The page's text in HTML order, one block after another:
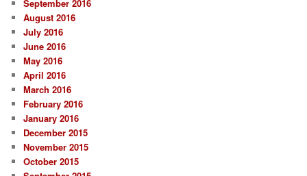
September 2016
August 2016
July 2016
June 2016
May 2016
April 2016
March 2016
February 2016
January 2016
December 2015
November 2015
October 2015